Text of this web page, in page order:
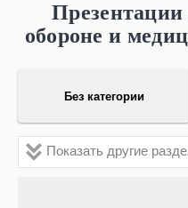
обороне и
Без категории
Показать другие